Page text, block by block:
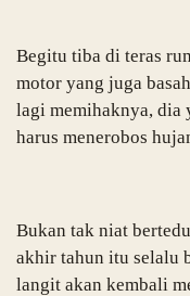
Begitu tiba di teras
motor yang juga
lagi memihaknya, dia
harus menerobos
Bukan tak niat
akhir tahun itu selalu
langit akan kembali